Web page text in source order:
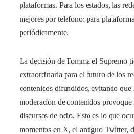
plataformas. Para los estados, las
mejores por teléfono; para
periódicamente.
La decisión de Tomma el Supremo
extraordinaria para el futuro de los
contenidos difundidos, evitando que
moderación de contenidos
discursos de odio. Esto es lo que
momentos en X, el antiguo Twitter,